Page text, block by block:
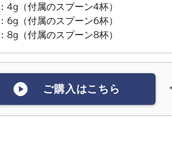
（付属のスプーン4杯）
（付属のスプーン6杯）
8g（付属のスプーン8杯）
ご購入はこちら